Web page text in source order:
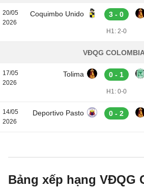
20/05
2026
Coquimbo Unido 3 - 0
H1: 2-0
VĐQG
17/05
2026
Tolima 0 - 1
H1: 0-0
14/05
2026
Deportivo Pasto 0 - 2
Bảng xếp hạng VĐQG